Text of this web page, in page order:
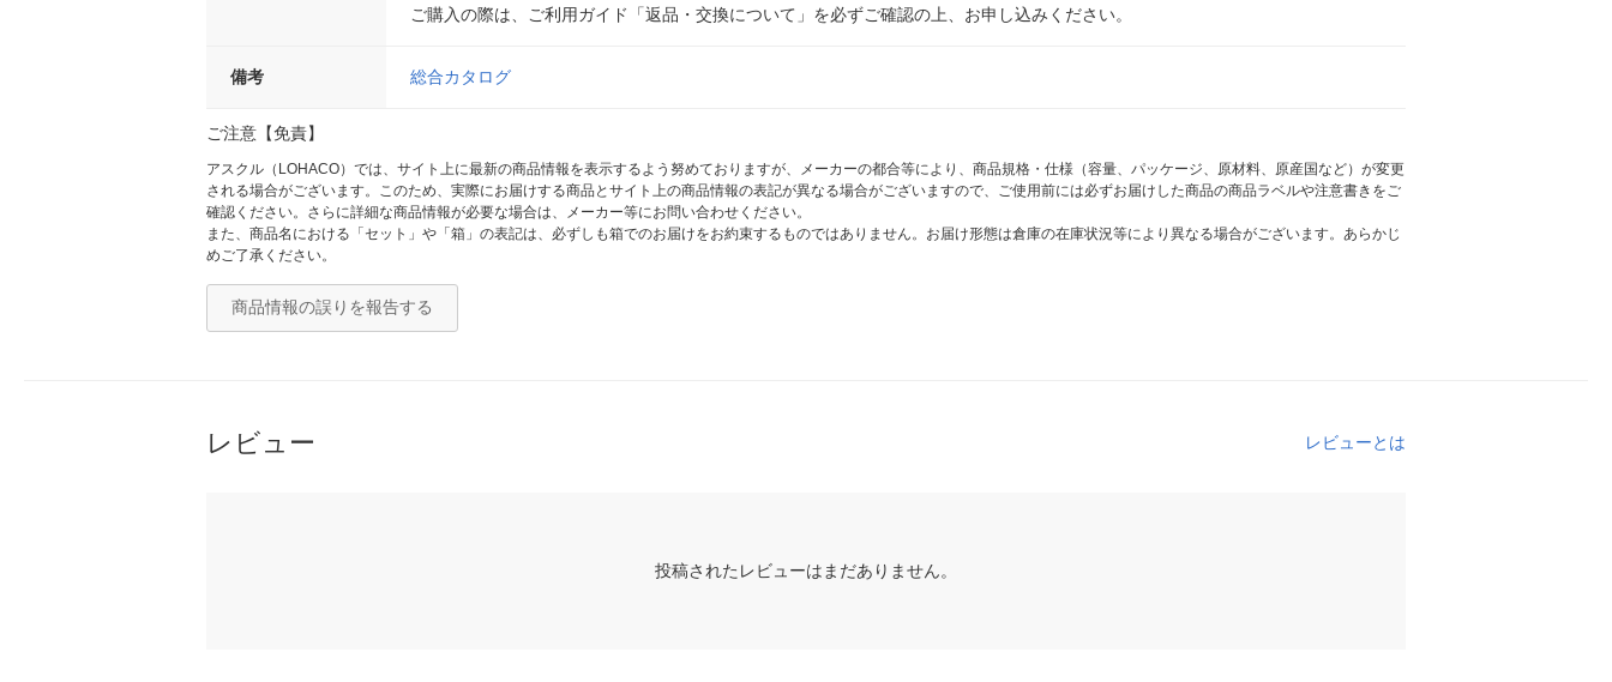
ご購入の際は、ご利用ガイド「返品・交換について」を必ずご確認の上、お申し込みください。
備考 総合カタログ
ご注意【免責】
アスクル（LOHACO）では、サイト上に最新の商品情報を表示するよう努めておりますが、メーカーの都合等により、商品規格・仕様（容量、パッケージ、原材料、原産国など）が変更
される場合がございます。このため、実際にお届けする商品とサイト上の商品情報の表記が異なる場合がございますので、ご使用前には必ずお届けした商品の商品ラベルや注意書きをご
確認ください。さらに詳細な商品情報が必要な場合は、メーカー等にお問い合わせください。
また、商品名における「セット」や「箱」の表記は、必ずしも箱でのお届けをお約束するものではありません。お届け形態は倉庫の在庫状況等により異なる場合がございます。あらかじ
めご了承ください。
商品情報の誤りを報告する
レビュー レビューとは
投稿されたレビューはまだありません。